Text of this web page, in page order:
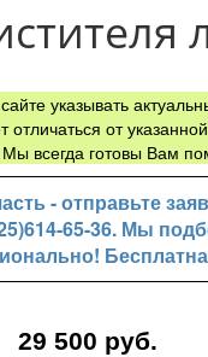
указывать
от
всегда готовы Вам
- отправьте
65-36. Мы
29 500 руб.